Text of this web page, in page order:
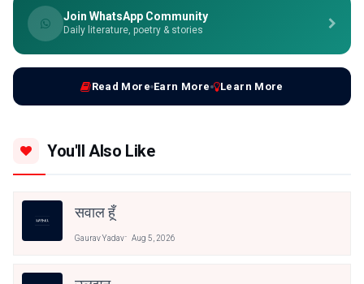
Join WhatsApp Community
Daily literature, poetry & stories
Read More Earn More Learn More
You'll Also Like
सवाल हूँ
Gaurav Yadav Aug 5, 2026